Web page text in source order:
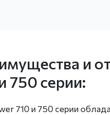
и
750 серии:
710 и 750 серии